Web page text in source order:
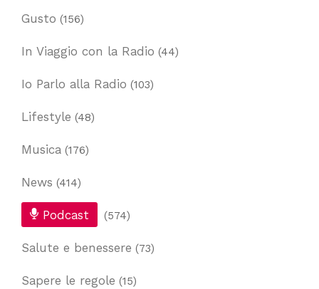
Gusto (156)
In Viaggio con la Radio (44)
Io Parlo alla Radio (103)
Lifestyle (48)
Musica (176)
News (414)
Podcast (574)
Salute e benessere (73)
Sapere le regole (15)